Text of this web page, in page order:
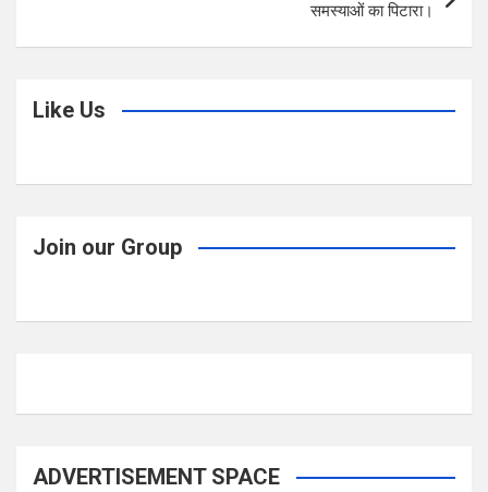
समस्याओं का पिटारा।
Like Us
Join our Group
ADVERTISEMENT SPACE